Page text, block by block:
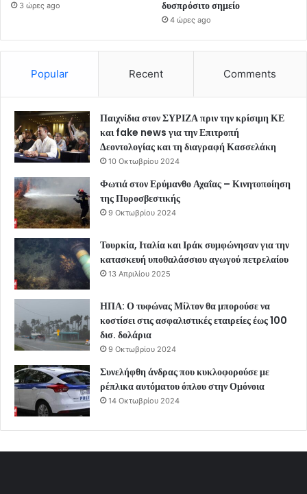
3 ώρες ago
δυσπρόσιτο σημείο
4 ώρες ago
Popular Recent Comments
Παιχνίδια στον ΣΥΡΙΖΑ πριν την κρίσιμη ΚΕ
και fake news για την Επιτροπή
Δεοντολογίας και τη διαγραφή Κασσελάκη
10 Οκτωβρίου 2024
Φωτιά στον Ερύμανθο Αχαΐας – Κινητοποίηση
της Πυροσβεστικής
9 Οκτωβρίου 2024
Τουρκία, Ιταλία και Ιράκ συμφώνησαν για την
κατασκευή υποθαλάσσιου αγωγού πετρελαίου
13 Απριλίου 2025
ΗΠΑ: Ο τυφώνας Μίλτον θα μπορούσε να
κοστίσει στις ασφαλιστικές εταιρείες έως 100
δισ. δολάρια
9 Οκτωβρίου 2024
Συνελήφθη άνδρας που κυκλοφορούσε με
ρέπλικα αυτόματου όπλου στην Ομόνοια
14 Οκτωβρίου 2024